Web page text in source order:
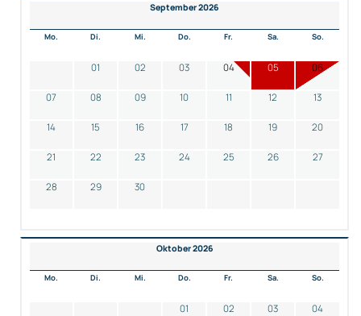
September 2026
Mo. Di. Mi. Do. Fr. Sa. So.
01 02 03 04 05 06
07 08 09 10 11 12 13
14 15 16 17 18 19 20
21 22 23 24 25 26 27
28 29 30
Oktober 2026
Mo. Di. Mi. Do. Fr. Sa. So.
01 02 03 04